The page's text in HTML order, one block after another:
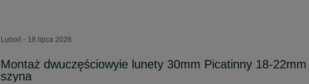
Luboń - 18 lipca 2026
Montaż dwuczęściowyie lunety 30mm Picatinny 18-22mm
szyna